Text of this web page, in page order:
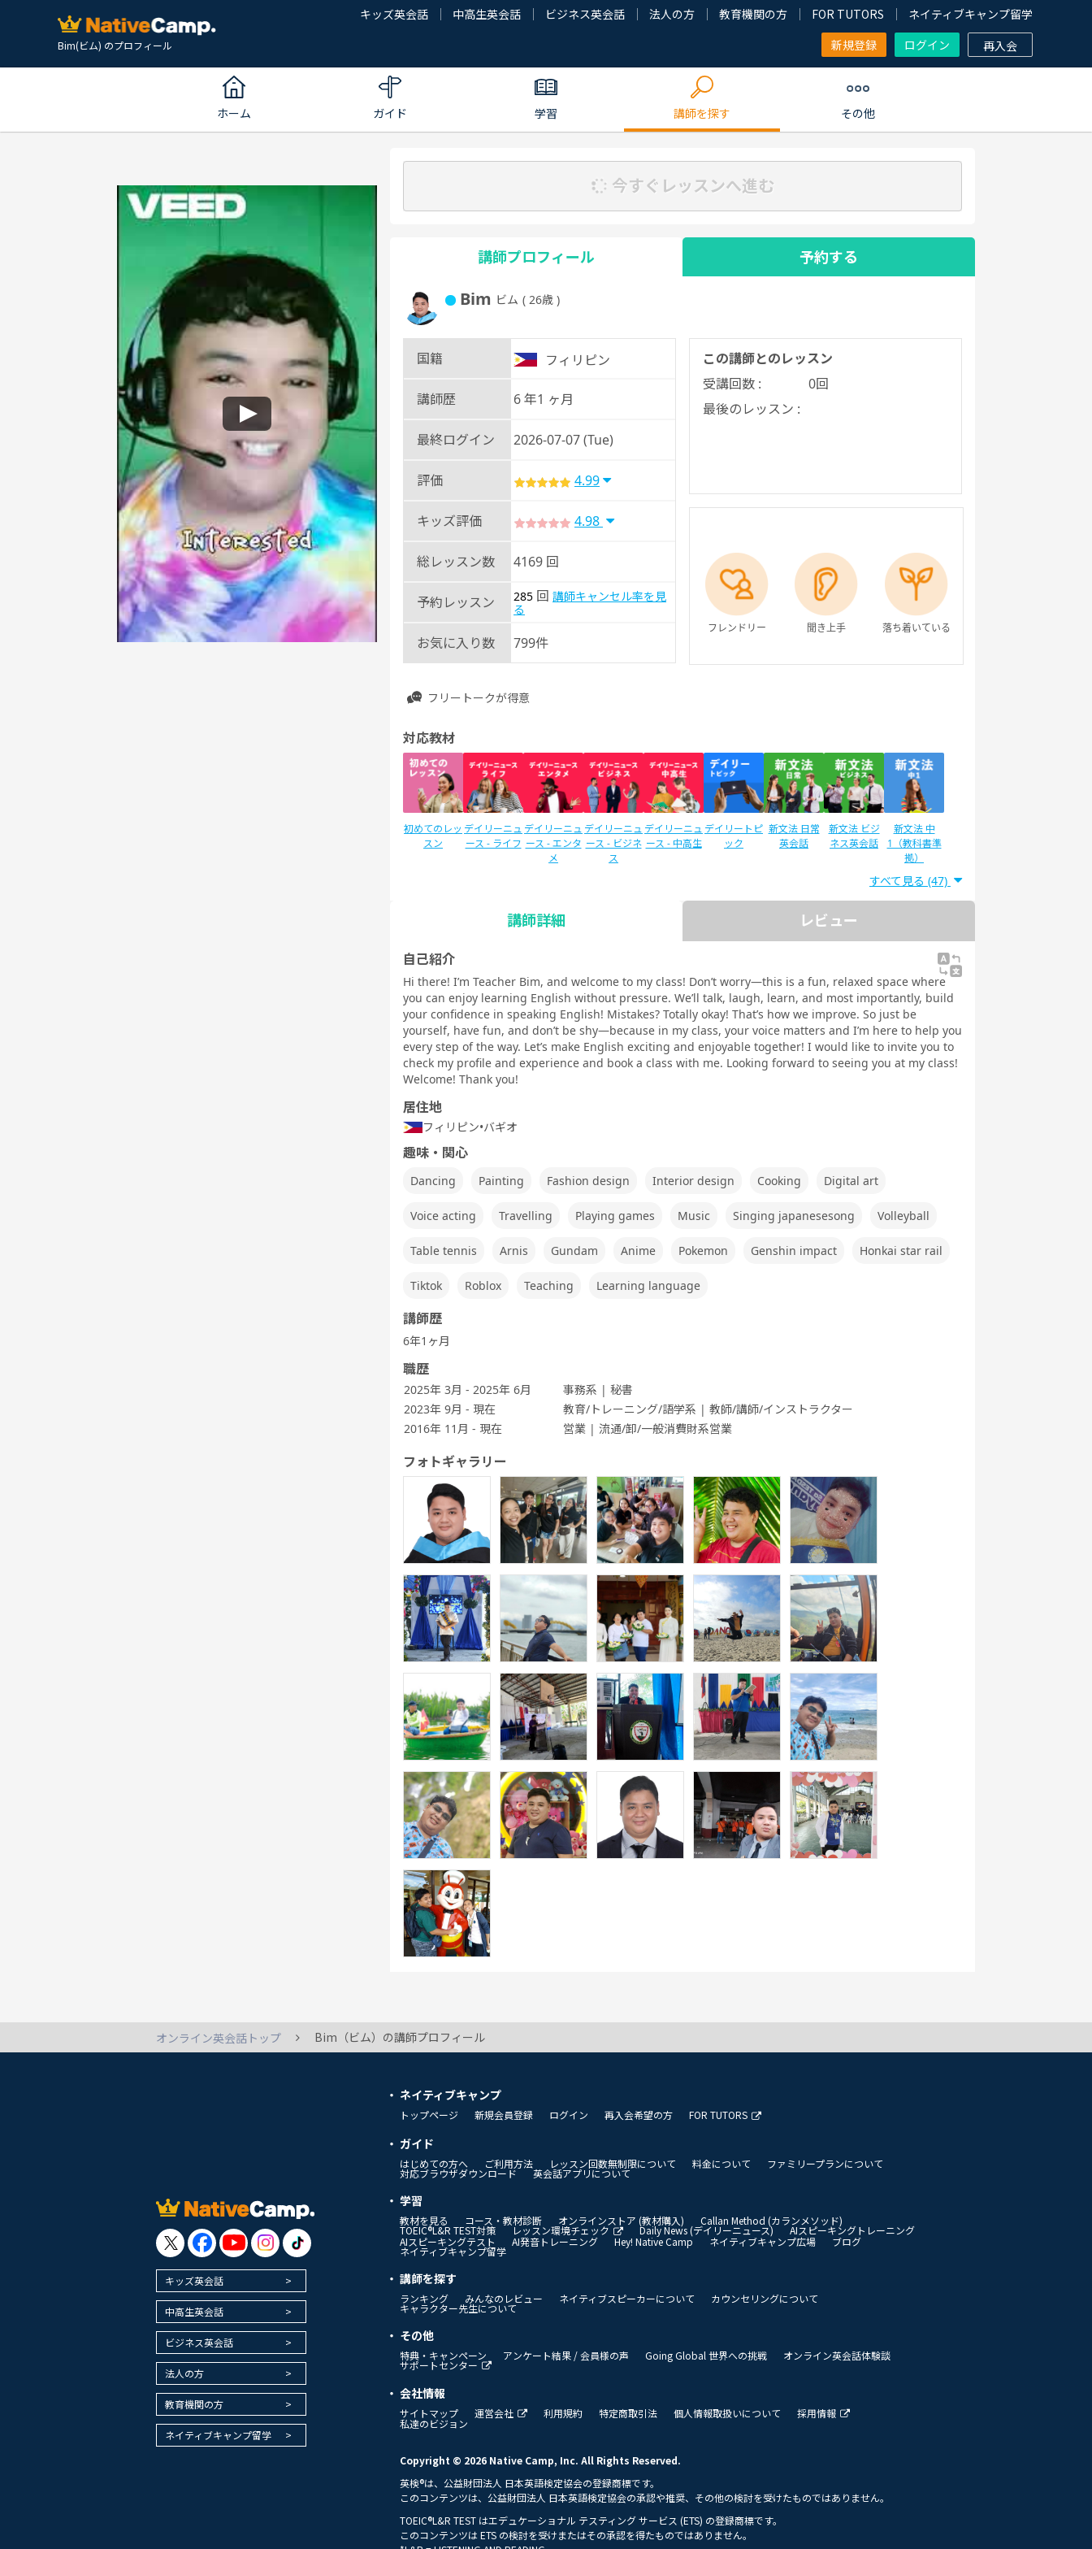
Bim(ビム) のプロフィール
キッズ英会話 中高生英会話 ビジネス英会話 法人の方 教育機関の方 FOR TUTORS
ネイティブキャンプ留学
新規登録
ログイン 再入会
ホーム ガイド 学習 講師を探す その他
今すぐレッスンへ進む
講師プロフィール 予約する
Bim ビム ( 26歳 )
国籍 フィリピン
講師歴 6 年1 ヶ月
最終ログイン 2026-07-07 (Tue)
評価 4.99
キッズ評価 4.98
総レッスン数 4169 回
予約レッスン 285 回 講師キャンセル率を見
る
お気に入り数 799件
この講師とのレッスン
受講回数 :
0回
最後のレッスン :
フレンドリー 聞き上手 落ち着いている
フリートークが得意
対応教材
初めてのレッ
スン
デイリーニュ
ース - ライフ
デイリーニュ
ース - エンタ
メ
デイリーニュ
ース - ビジネ
ス
デイリーニュ
ース - 中高生
デイリートピ
ック
新文法 日常
英会話
新文法 ビジ
ネス英会話
新文法 中
1（教科書準
拠）
2（教科書準
拠）
スタディサプ
コース Daily
教材
スタディサプ
コース Daily
教材
英検®二次試 IELTSスピー スピーキング
テスト対策
スピーキング
ビジネス英会
話
スピーキング
発音トレーニ
ング 基礎 - ア
発音トレーニ
ング 発展 - ア
発音トレーニ
ング 実践 - ア
実践発音 旅行英会話
新旅行英会話
基礎
新旅行英会話
実践
世界一周旅行
5分間ディス
カッション
ビジネス英会
話
ワーホリ英会
話 基礎
ワーホリ英会
話 実践
すべて見る (47)
講師詳細 レビュー
自己紹介
Hi there! I’m Teacher Bim, and welcome to my class! Don’t worry—this is a fun, relaxed space where
you can enjoy learning English without pressure. We’ll talk, laugh, learn, and most importantly, build
your confidence in speaking English! Mistakes? Totally okay! That’s how we improve. So just be
yourself, have fun, and don’t be shy—because in my class, your voice matters and I’m here to help you
every step of the way. Let’s make English exciting and enjoyable together! I would like to invite you to
check my profile and experience and book a class with me. Looking forward to seeing you at my class!
Welcome! Thank you!
居住地
フィリピン•バギオ
趣味・関心
Dancing Painting Fashion design Interior design Cooking Digital art
Voice acting Travelling Playing games Music Singing japanesesong Volleyball
Table tennis Arnis Gundam Anime Pokemon Genshin impact Honkai star rail
Tiktok Roblox Teaching Learning language
講師歴
6年1ヶ月
職歴
2025年 3月 - 2025年 6月
事務系 | 秘書
2023年 9月 - 現在
教育/トレーニング/語学系 | 教師/講師/インストラクター
2016年 11月 - 現在
営業 | 流通/卸/一般消費財系営業
フォトギャラリー
オンライン英会話トップ Bim（ビム）の講師プロフィール
キッズ英会話
中高生英会話
ビジネス英会話
法人の方
教育機関の方
ネイティブキャンプ留学
ネイティブキャンプ
トップページ 新規会員登録 ログイン 再入会希望の方 FOR TUTORS
ガイド
はじめての方へ ご利用方法 レッスン回数無制限について 料金について ファミリープランについて
対応ブラウザダウンロード 英会話アプリについて
学習
教材を見る コース・教材診断 オンラインストア (教材購入) Callan Method (カランメソッド)
TOEIC®L&R TEST対策 レッスン環境チェック Daily News (デイリーニュース)
AIスピーキングトレーニング
AIスピーキングテスト
AI発音トレーニング Hey! Native Camp ネイティブキャンプ広場 ブログ
ネイティブキャンプ留学
講師を探す
ランキング みんなのレビュー ネイティブスピーカーについて カウンセリングについて
キャラクター先生について
その他
特典・キャンペーン アンケート結果 / 会員様の声 Going Global 世界への挑戦 オンライン英会話体験談
サポートセンター
会社情報
サイトマップ 運営会社 利用規約 特定商取引法 個人情報取扱いについて 採用情報
私達のビジョン
Copyright © 2026 Native Camp, Inc. All Rights Reserved.
英検®は、公益財団法人 日本英語検定協会の登録商標です。
このコンテンツは、公益財団法人 日本英語検定協会の承認や推奨、その他の検討を受けたものではありません。
TOEIC®L&R TEST はエデュケーショナル テスティング サービス (ETS) の登録商標です。
このコンテンツは ETS の検討を受けまたはその承認を得たものではありません。